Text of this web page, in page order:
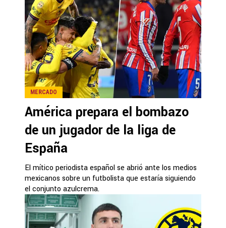
MERCADO
América prepara el bombazo
de un jugador de la liga de
España
El mítico periodista español se abrió ante los medios
mexicanos sobre un futbolista que estaría siguiendo
el conjunto azulcrema.